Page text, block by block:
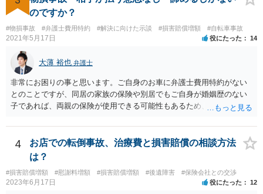
のですか？
#物損事故 #弁護士費用特約 #解決に向けた示談 #損害賠償増額 #自転車事故
2021年5月17日 役にたった 14
大薄 裕也 弁護士
非常にお困りの事と思います。ご自身のお車に弁護士費用特約がない
とのことですが、同居の家族の保険や別居でもご自身が婚姻歴のない
子であれば、両親の保険が使用できる可能性もあるため、まだ確認し
特約がない場合の対応についてですが、まずは民事調停という手続き
を利用することも手かと思います。訴訟の手続きよりも話し合いを重
視したものであり、書類を作る作業も頻繁には要求されないため、ご
質問者様の状況を踏まえるとおすすめできる手続きかと考えます。具
体的な利用方法に関しては、管轄の裁判所に問い合わせいただければ
教えてもらえると思います（https://www.courts.go.jp/fukuoka/saiban/
4
お店での転倒事故、治療費と損害賠償の相談方法
は？
#損害賠償増額 #慰謝料増額 #損害賠償増額 #後遺障害 #保険会社との交渉
2023年6月17日 役にたった 12